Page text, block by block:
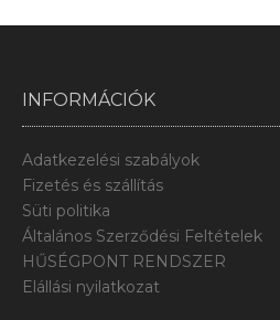
INFORMÁCIÓK
Adatkezelési szabályok
Fizetés és szállítás
Süti politika
Általános Szerződési Feltételek
HŰSÉGPONT RENDSZER
Elállási nyilatkozat